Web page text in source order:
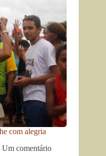
com alegria
Um comentário